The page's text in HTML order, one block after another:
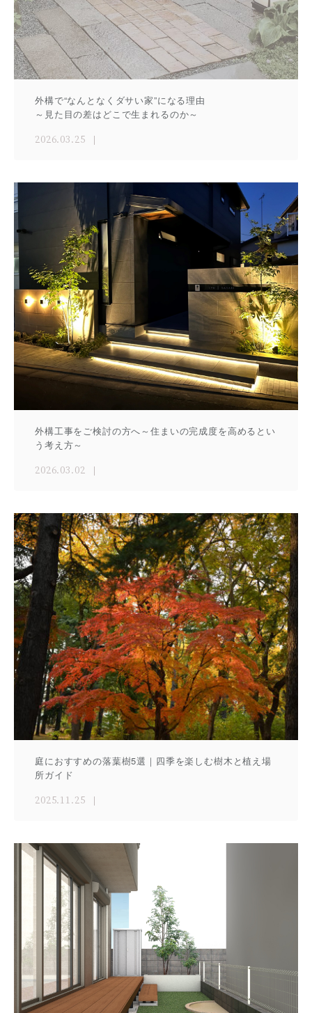
外構で“なんとなくダサい家”になる理由
～見た目の差はどこで生まれるのか～
2026.03.25
外構工事をご検討の方へ～住まいの完成度を高めるとい
う考え方～
2026.03.02
庭におすすめの落葉樹5選｜四季を楽しむ樹木と植え場
所ガイド
2025.11.25